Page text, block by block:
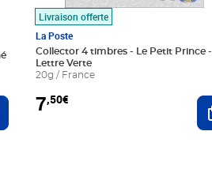
au panier
Livraison offerte
La Poste
Collector 4 timbres - Le Petit Prince -
Lettre Verte
20g / France
7,50€